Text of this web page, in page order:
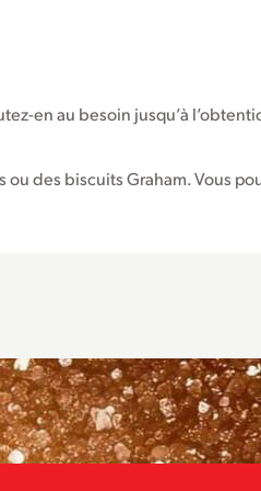
en au besoin jusqu’à
des biscuits Graham. Vous